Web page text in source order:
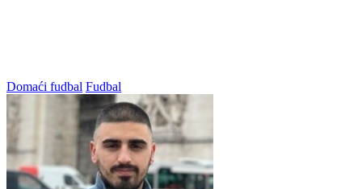
Domaći fudbal Fudbal